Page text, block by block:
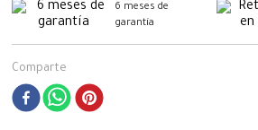
6 meses de
garantía
Comparte